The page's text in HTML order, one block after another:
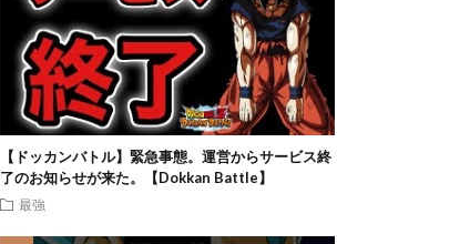
【ドッカンバトル】緊急事態。運営からサービス終
了のお知らせが来た。【Dokkan Battle】
最強